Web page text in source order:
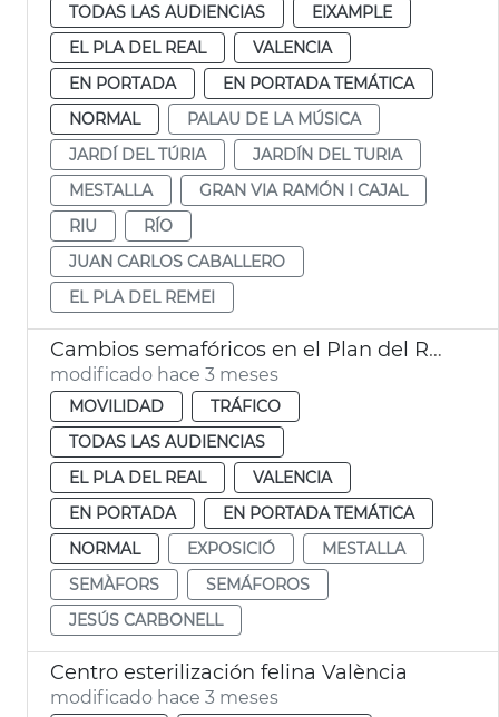
TODAS LAS AUDIENCIAS
EIXAMPLE
EL PLA DEL REAL
VALENCIA
EN PORTADA
EN PORTADA TEMÁTICA
NORMAL
PALAU DE LA MÚSICA
JARDÍ DEL TÚRIA
JARDÍN DEL TURIA
MESTALLA
GRAN VIA RAMÓN I CAJAL
RIU
RÍO
JUAN CARLOS CABALLERO
EL PLA DEL REMEI
Cambios semafóricos en el Plan del Real València
modificado hace 3 meses
MOVILIDAD
TRÁFICO
TODAS LAS AUDIENCIAS
EL PLA DEL REAL
VALENCIA
EN PORTADA
EN PORTADA TEMÁTICA
NORMAL
EXPOSICIÓ
MESTALLA
SEMÀFORS
SEMÁFOROS
JESÚS CARBONELL
Centro esterilización felina València
modificado hace 3 meses